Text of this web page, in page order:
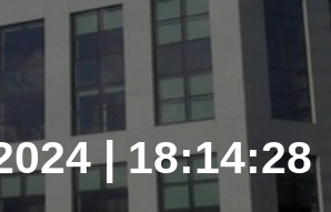
| 18:14:28